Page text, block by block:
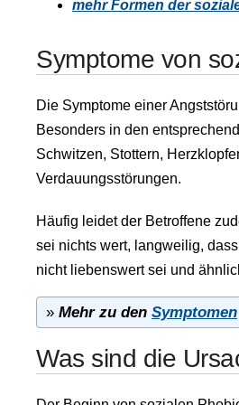
mehr Formen der
Symptome von
Die Symptome einer
Besonders in den
Schwitzen, Stottern,
Verdauungsstörungen.
Häufig leidet der Betroffene
sei nichts wert, langweilig,
nicht liebenswert sei und
» Mehr zu den Symptomen
Was sind die